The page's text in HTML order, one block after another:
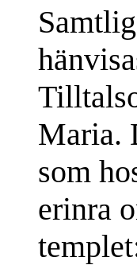
Maria.
som
erinra